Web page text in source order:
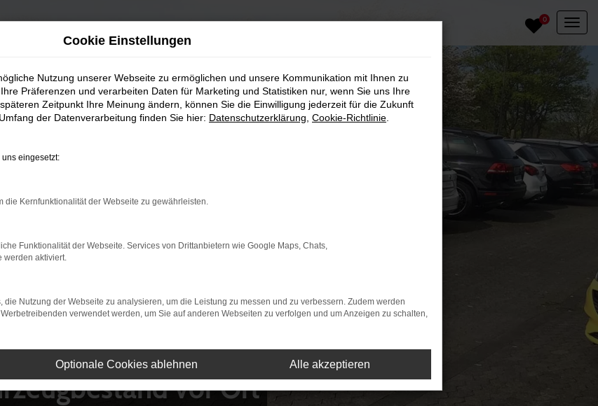
0
vor Ort
Cookie Einstellungen
Nutzung unserer Webseite zu ermöglichen und unsere Kommunikation mit Ihnen zu
Präferenzen und verarbeiten Daten für Marketing und Statistiken nur, wenn Sie uns Ihre
Zeitpunkt Ihre Meinung ändern, können Sie die Einwilligung jederzeit für die Zukunft
der Datenverarbeitung finden Sie hier: Datenschutzerklärung Cookie-Richtlinie
eingesetzt:
die Kernfunktionalität der Webseite zu gewährleisten.
Funktionalität der Webseite. Services von Drittanbietern wie Google Maps, Chats,
werden aktiviert.
die Nutzung der Webseite zu analysieren, um die Leistung zu messen und zu verbessern. Zudem werden
verwendet werden, um Sie auf anderen Webseiten zu verfolgen und um Anzeigen zu schalten,
Optionale Cookies ablehnen Alle akzeptieren